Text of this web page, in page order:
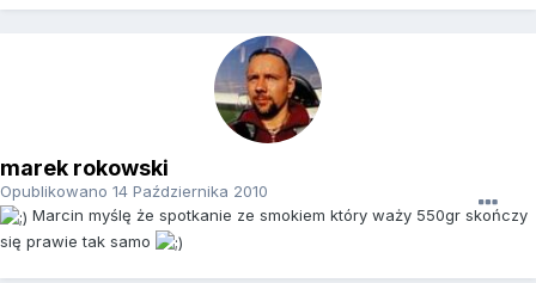
marek rokowski
Opublikowano 14 Października 2010
Marcin myślę że spotkanie ze smokiem który waży 550gr skończy
się prawie tak samo